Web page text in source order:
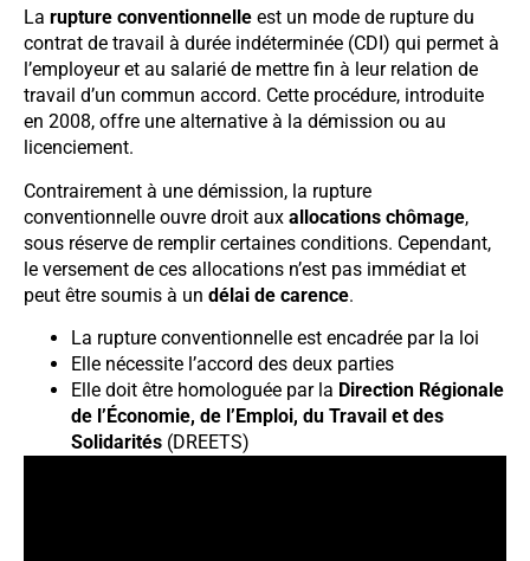
La rupture conventionnelle est un mode de rupture du
contrat de travail à durée indéterminée (CDI) qui permet à
l’employeur et au salarié de mettre fin à leur relation de
travail d’un commun accord. Cette procédure, introduite
en 2008, offre une alternative à la démission ou au
licenciement.
Contrairement à une démission, la rupture
conventionnelle ouvre droit aux allocations chômage,
sous réserve de remplir certaines conditions. Cependant,
le versement de ces allocations n’est pas immédiat et
peut être soumis à un délai de carence.
La rupture conventionnelle est encadrée par la loi
Elle nécessite l’accord des deux parties
Elle doit être homologuée par la Direction Régionale
de l’Économie, de l’Emploi, du Travail et des
Solidarités (DREETS)